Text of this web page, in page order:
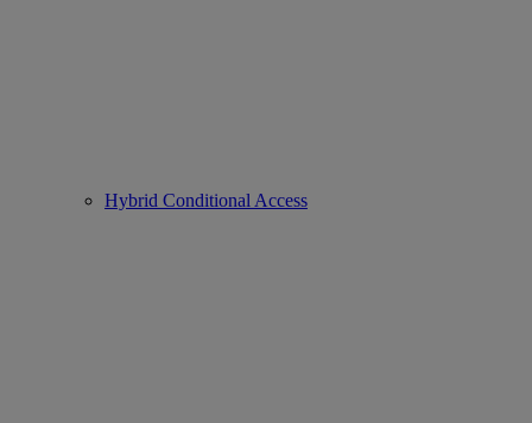
Hybrid Conditional Access